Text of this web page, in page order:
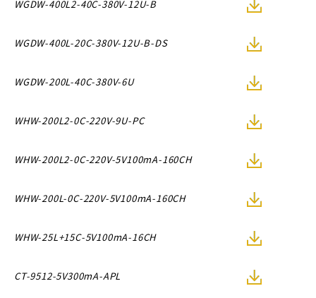
WGDW-400L2-40C-380V-12U-B
WGDW-400L-20C-380V-12U-B-DS
WGDW-200L-40C-380V-6U
WHW-200L2-0C-220V-9U-PC
WHW-200L2-0C-220V-5V100mA-160CH
WHW-200L-0C-220V-5V100mA-160CH
WHW-25L+15C-5V100mA-16CH
CT-9512-5V300mA-APL